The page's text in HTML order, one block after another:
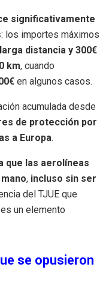
significativamente
: los importes máximos
distancia y 300€
km, cuando
en algunos casos.
acumulada desde
de protección por
a Europa.
que las aerolíneas
, incluso sin ser
del TJUE que
un elemento
se opusieron